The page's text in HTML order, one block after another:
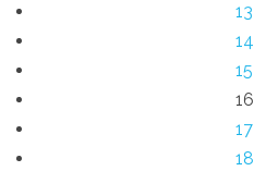
13
14
15
16
17
18